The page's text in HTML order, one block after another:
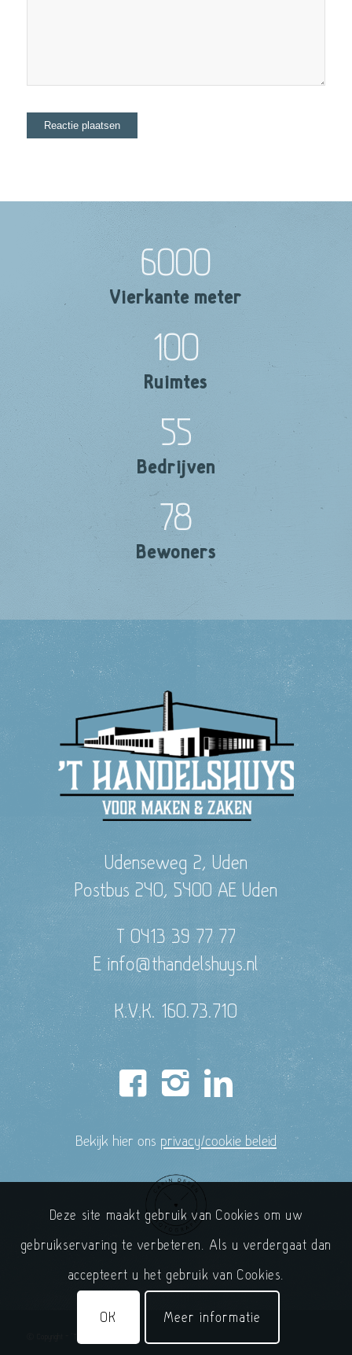
6000
Vierkante meter
100
Ruimtes
55
Bedrijven
78
Bewoners
Udenseweg 2, Uden
Postbus 240, 5400 AE Uden
T 0413 39 77 77
E info@thandelshuys.nl
K.V.K. 160.73.710
Bekijk hier ons privacy/cookie beleid
Deze site maakt gebruik van Cookies om uw
gebruikservaring te verbeteren. Als u verdergaat dan
accepteert u het gebruik van Cookies.
OK Meer informatie